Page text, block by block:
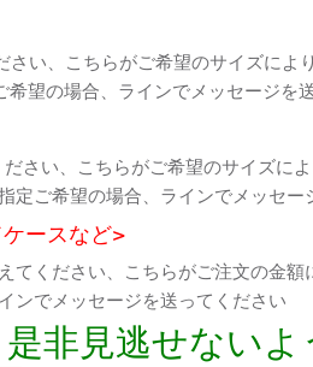
い、こちらがご希望のサイズによ
望の場合、ラインでメッセージを
さい、こちらがご希望のサイズに
ご希望の場合、ラインでメッセー
ースなど>
ください、こちらがご注文の金
ンでメッセージを送ってください
是非見逃せないよ